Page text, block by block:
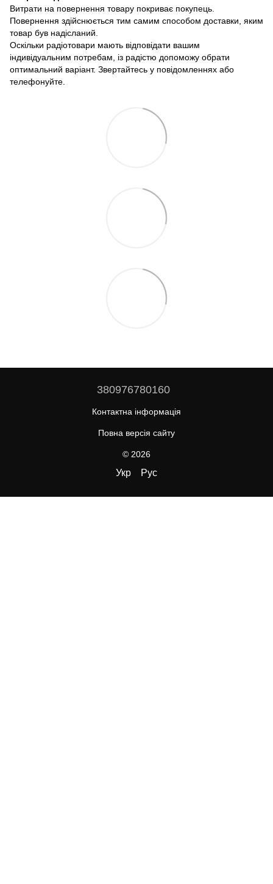
Витрати на повернення товару покриває покупець.
Повернення здійснюється тим самим способом доставки, яким
товар був надісланий.
Оскільки радіотовари мають відповідати вашим
індивідуальним потребам, із радістю допоможу обрати
оптимальний варіант. Звертайтесь у повідомленнях або
телефонуйте.
380976780160
Контактна інформація
Повна версія сайту
© 2026
Укр Рус